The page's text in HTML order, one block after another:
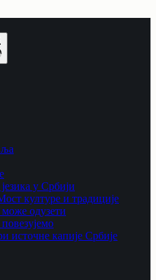
у Србији
културе и традиције
одузети
источне капије Србије